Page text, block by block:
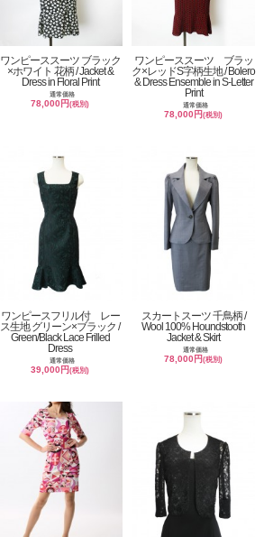
ワンピーススーツ ブラック
×ホワイト 花柄 / Jacket &
Dress in Floral Print
通常価格
78,000円(税別)
ワンピーススーツ ブラッ
ク×レッドS字柄生地 / Bolero
& Dress Ensemble in S-Letter
Print
通常価格
78,000円(税別)
ワンピースフリル付 レー
ス生地 グリーン×ブラック /
Green/Black Lace Frilled
Dress
通常価格
39,000円(税別)
スカートスーツ 千鳥柄 /
Wool 100% Houndstooth
Jacket & Skirt
通常価格
78,000円(税別)